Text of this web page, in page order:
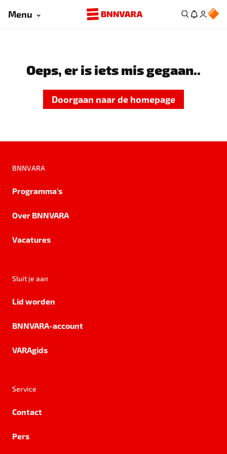
Menu
Oeps, er is iets mis gegaan..
Doorgaan naar de homepage
BNNVARA
Programma's
Over BNNVARA
Vacatures
Sluit je aan
Lid worden
BNNVARA-account
VARAgids
Service
Contact
Pers